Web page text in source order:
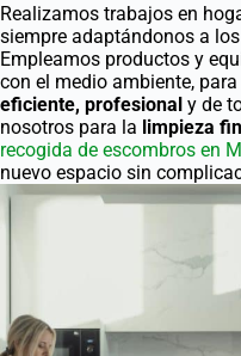
Realizamos trabajos en
siempre adaptándonos a
Empleamos productos y
con el medio ambiente,
eficiente, profesional y de
nosotros para la limpieza
recogida de escombros en
nuevo espacio sin